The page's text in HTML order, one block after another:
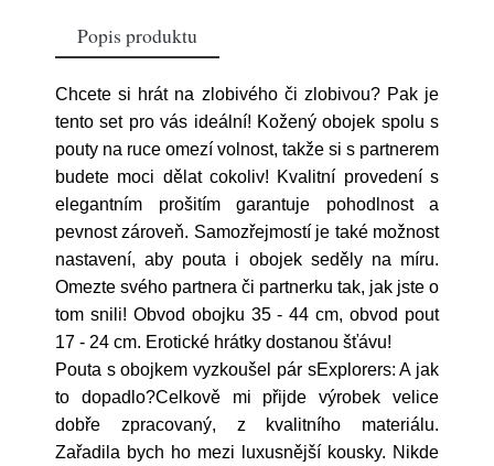
Popis produktu
Chcete si hrát na zlobivého či zlobivou? Pak je
tento set pro vás ideální! Kožený obojek spolu s
pouty na ruce omezí volnost, takže si s partnerem
budete moci dělat cokoliv! Kvalitní provedení s
elegantním prošitím garantuje pohodlnost a
pevnost zároveň. Samozřejmostí je také možnost
nastavení, aby pouta i obojek seděly na míru.
Omezte svého partnera či partnerku tak, jak jste o
tom snili! Obvod obojku 35 - 44 cm, obvod pout
17 - 24 cm. Erotické hrátky dostanou šťávu!
Pouta s obojkem vyzkoušel pár sExplorers: A jak
to dopadlo?Celkově mi přijde výrobek velice
dobře zpracovaný, z kvalitního materiálu.
Zařadila bych ho mezi luxusnější kousky. Nikde